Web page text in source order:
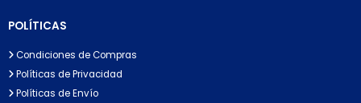
POLÍTICAS
Condiciones de Compras
Políticas de Privacidad
Políticas de Envío